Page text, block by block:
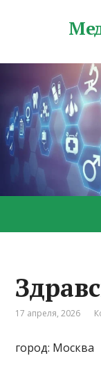
17 апреля, 2026
город: Москва